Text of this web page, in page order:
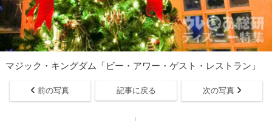
マジック・キングダム「ビー・アワー・ゲスト・レストラン」
前の写真 記事に戻る 次の写真